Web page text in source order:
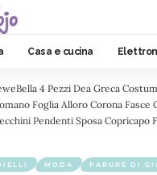
Casa e cucina
4 Pezzi Dea Greca
Foglia Alloro Corona Fasce
Pendenti Sposa Copricapo
MODA PARURE DI